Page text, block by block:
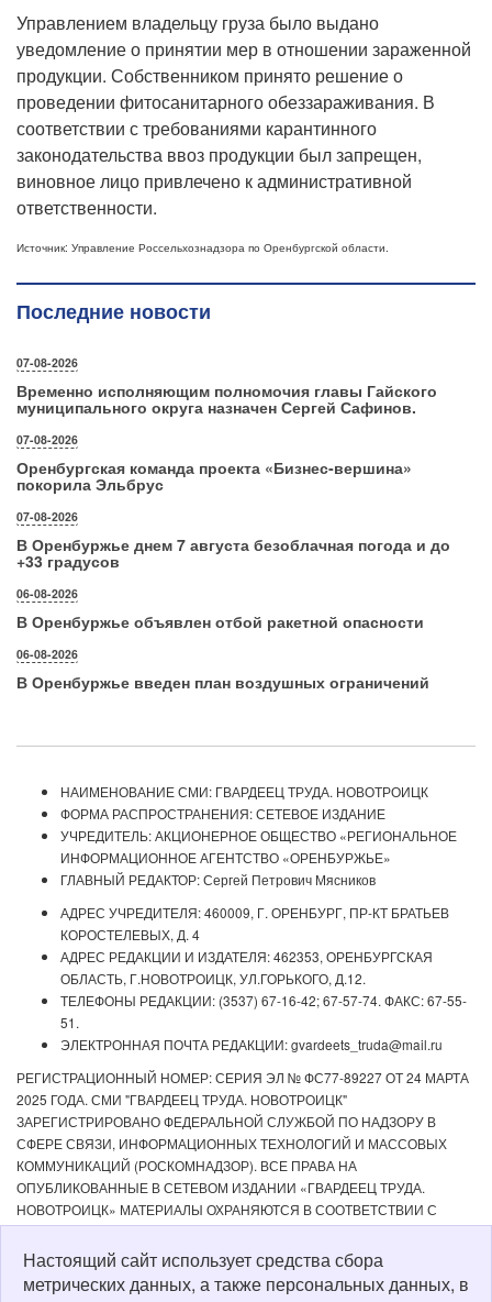
Управлением владельцу груза было выдано
уведомление о принятии мер в отношении зараженной
продукции. Собственником принято решение о
проведении фитосанитарного обеззараживания. В
соответствии с требованиями карантинного
законодательства ввоз продукции был запрещен,
виновное лицо привлечено к административной
ответственности.
Источник: Управление Россельхознадзора по Оренбургской области.
Последние новости
07-08-2026
Временно исполняющим полномочия главы Гайского
муниципального округа назначен Сергей Сафинов.
07-08-2026
Оренбургская команда проекта «Бизнес‑вершина»
покорила Эльбрус
07-08-2026
В Оренбуржье днем 7 августа безоблачная погода и до
+33 градусов
06-08-2026
В Оренбуржье объявлен отбой ракетной опасности
06-08-2026
В Оренбуржье введен план воздушных ограничений
НАИМЕНОВАНИЕ СМИ: ГВАРДЕЕЦ ТРУДА. НОВОТРОИЦК
ФОРМА РАСПРОСТРАНЕНИЯ: СЕТЕВОЕ ИЗДАНИЕ
УЧРЕДИТЕЛЬ: АКЦИОНЕРНОЕ ОБЩЕСТВО «РЕГИОНАЛЬНОЕ
ИНФОРМАЦИОННОЕ АГЕНТСТВО «ОРЕНБУРЖЬЕ»
ГЛАВНЫЙ РЕДАКТОР: Сергей Петрович Мясников
АДРЕС УЧРЕДИТЕЛЯ: 460009, Г. ОРЕНБУРГ, ПР-КТ БРАТЬЕВ
КОРОСТЕЛЕВЫХ, Д. 4
АДРЕС РЕДАКЦИИ И ИЗДАТЕЛЯ: 462353, ОРЕНБУРГСКАЯ
ОБЛАСТЬ, Г.НОВОТРОИЦК, УЛ.ГОРЬКОГО, Д.12.
ТЕЛЕФОНЫ РЕДАКЦИИ: (3537) 67-16-42; 67-57-74. ФАКС: 67-55-
51.
ЭЛЕКТРОННАЯ ПОЧТА РЕДАКЦИИ: gvardeets_truda@mail.ru
РЕГИСТРАЦИОННЫЙ НОМЕР: СЕРИЯ ЭЛ № ФС77-89227 ОТ 24 МАРТА
2025 ГОДА. СМИ "ГВАРДЕЕЦ ТРУДА. НОВОТРОИЦК"
ЗАРЕГИСТРИРОВАНО ФЕДЕРАЛЬНОЙ СЛУЖБОЙ ПО НАДЗОРУ В
СФЕРЕ СВЯЗИ, ИНФОРМАЦИОННЫХ ТЕХНОЛОГИЙ И МАССОВЫХ
КОММУНИКАЦИЙ (РОСКОМНАДЗОР). ВСЕ ПРАВА НА
ОПУБЛИКОВАННЫЕ В СЕТЕВОМ ИЗДАНИИ «ГВАРДЕЕЦ ТРУДА.
НОВОТРОИЦК» МАТЕРИАЛЫ ОХРАНЯЮТСЯ В СООТВЕТСТВИИ С
ЗАКОНОДАТЕЛЬСТВОМ РФ. ЛЮБОЕ ИСПОЛЬЗОВАНИЕ МАТЕРИАЛОВ
ДОПУСКАЕТСЯ ТОЛЬКО ПО СОГЛАСОВАНИЮ С РЕДАКЦИЕЙ С
ОБЯЗАТЕЛЬНОЙ АКТИВНОЙ ССЫЛКОЙ НА ИСТОЧНИК. РЕДАКЦИЯ НЕ
НЕСЕТ ОТВЕТСТВЕННОСТИ ЗА ДОСТОВЕРНОСТЬ РЕКЛАМНЫХ
Настоящий сайт использует средства сбора
метрических данных, а также персональных данных, в